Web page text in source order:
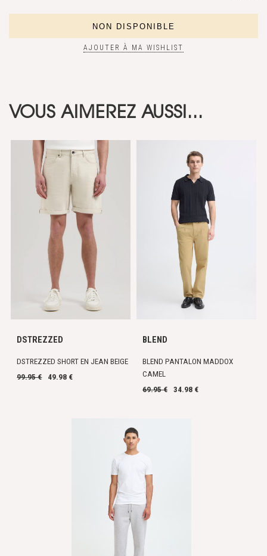
AJOUTER À MA WISHLIST
VOUS AIMEREZ AUSSI...
DSTREZZED
DSTREZZED SHORT EN JEAN BEIGE
99.95 €
49.98 €
BLEND
BLEND PANTALON MADDOX
CAMEL
69.95 €
34.98 €